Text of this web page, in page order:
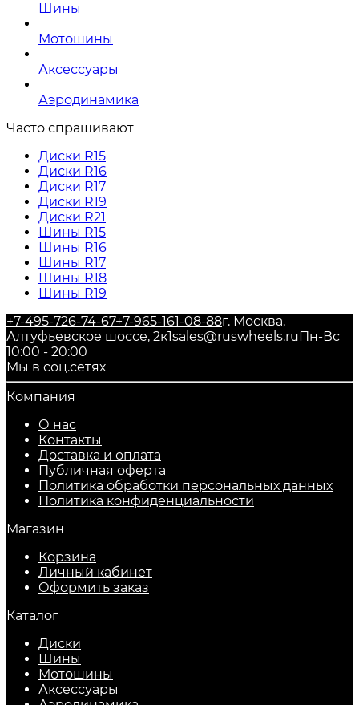
Шины
Мотошины
Аксессуары
Аэродинамика
Часто спрашивают
Диски R15
Диски R16
Диски R17
Диски R19
Диски R21
Шины R15
Шины R16
Шины R17
Шины R18
Шины R19
+7-495-726-74-67+7-965-161-08-88г. Москва,
Алтуфьевское шоссе, 2к1sales@ruswheels.ru Пн-Вс
10:00 - 20:00
Мы в соц.сетях
Компания
О нас
Контакты
Доставка и оплата
Публичная оферта
Политика обработки персональных данных
​Политика конфиденциальности
Магазин
Корзина
Личный кабинет
Оформить заказ
Каталог
Диски
Шины
Мотошины
Аксессуары